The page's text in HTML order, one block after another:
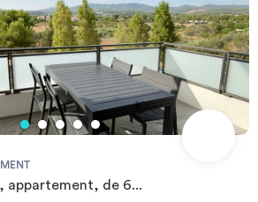
appartement, de 6...